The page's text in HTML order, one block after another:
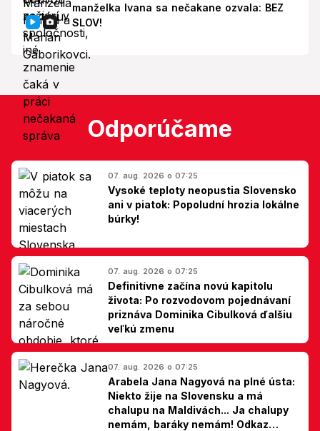
manželka Ivana sa nečakane ozvala: BEZ
SLOV!
Odporúčame
07. aug. 2026 o 07:25
Vysoké teploty neopustia Slovensko
ani v piatok: Popoludní hrozia lokálne
búrky!
07. aug. 2026 o 07:25
Definitívne začína novú kapitolu
života: Po rozvodovom pojednávaní
priznáva Dominika Cibulková ďalšiu
veľkú zmenu
07. aug. 2026 o 07:25
Arabela Jana Nagyová na plné ústa:
Niekto žije na Slovensku a má
chalupu na Maldivách... Ja chalupy
nemám, baráky nemám! Odkaz